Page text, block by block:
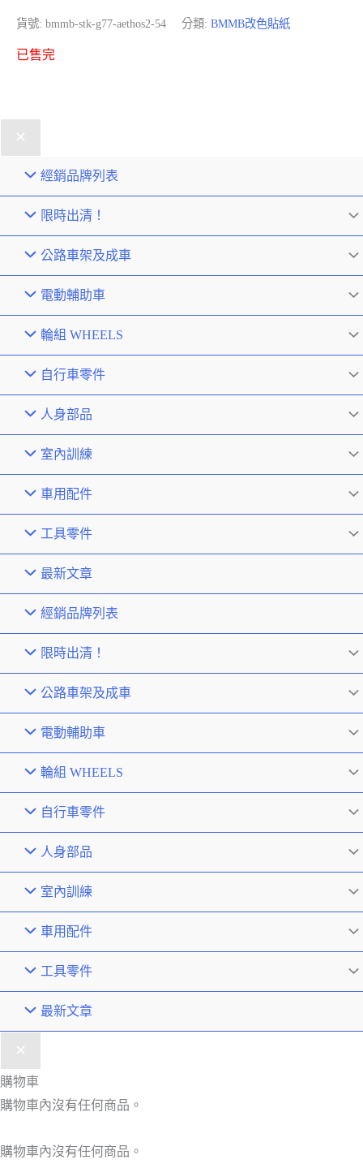
貨號: bmmb-stk-g77-aethos2-54 分類: BMMB改色貼紙
已售完
經銷品牌列表
限時出清！
公路車架及成車
電動輔助車
輪組 WHEELS
自行車零件
人身部品
室內訓練
車用配件
工具零件
最新文章
經銷品牌列表
限時出清！
公路車架及成車
電動輔助車
輪組 WHEELS
自行車零件
人身部品
室內訓練
車用配件
工具零件
最新文章
購物車
購物車內沒有任何商品。
購物車內沒有任何商品。